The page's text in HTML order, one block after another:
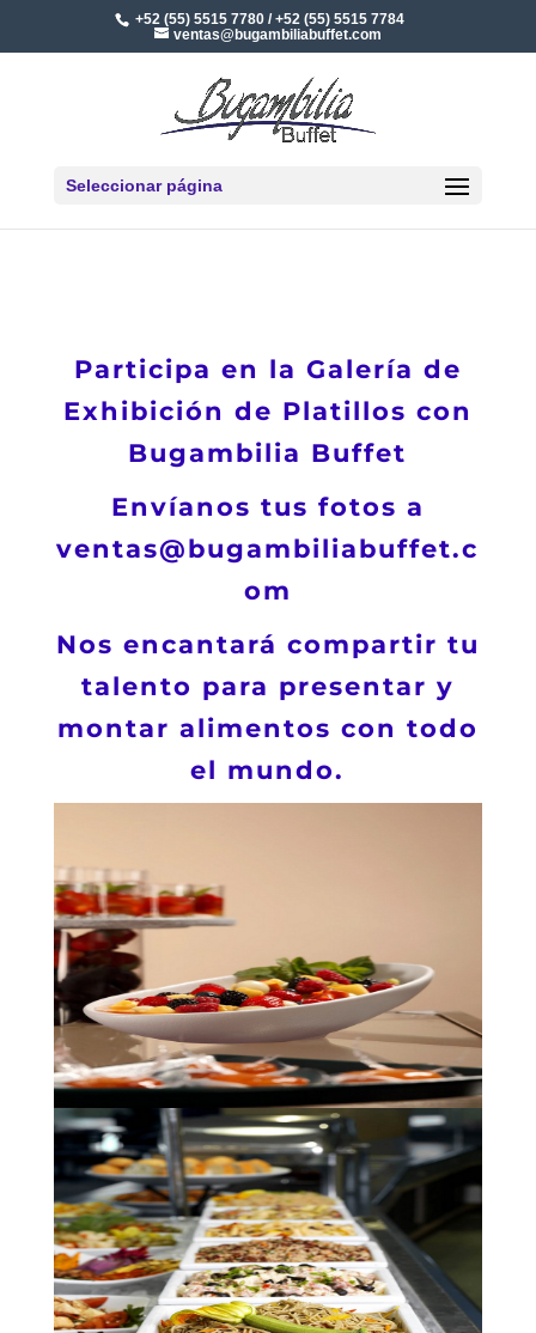
+52 (55) 5515 7780 / +52 (55) 5515 7784
ventas@bugambiliabuffet.com
Seleccionar página
Participa en la Galería de
Exhibición de Platillos con
Bugambilia Buffet
Envíanos tus fotos a
ventas@bugambiliabuffet.c
om
Nos encantará compartir tu
talento para presentar y
montar alimentos con todo
el mundo.